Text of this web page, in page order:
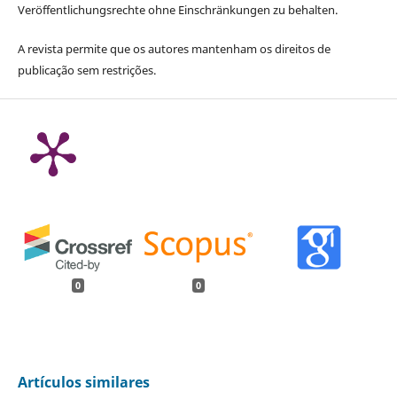
Veröffentlichungsrechte ohne Einschränkungen zu behalten.
A revista permite que os autores mantenham os direitos de
publicação sem restrições.
0 0
Artículos similares